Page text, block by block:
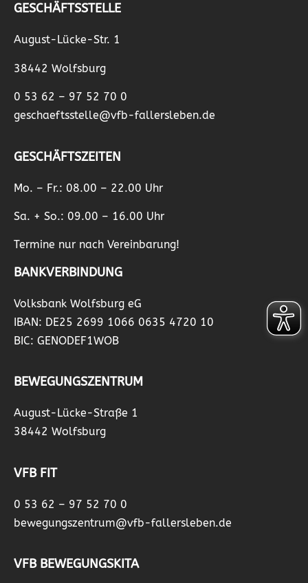
GESCHÄFTSSTELLE
August-Lücke-Str. 1
38442 Wolfsburg
0 53 62 – 97 52 70 0
geschaeftsstelle@vfb-fallersleben.de
GESCHÄFTSZEITEN
Mo. – Fr.: 08.00 – 22.00 Uhr
Sa. + So.: 09.00 – 16.00 Uhr
Termine nur nach Vereinbarung!
BANKVERBINDUNG
Volksbank Wolfsburg eG
IBAN: DE25 2699 1066 0635 4720 10
BIC: GENODEF1WOB
BEWEGUNGSZENTRUM
August-Lücke-Straße 1
38442 Wolfsburg
VFB FIT
0 53 62 – 97 52 70 0
bewegungszentrum@vfb-fallersleben.de
VFB BEWEGUNGSKITA